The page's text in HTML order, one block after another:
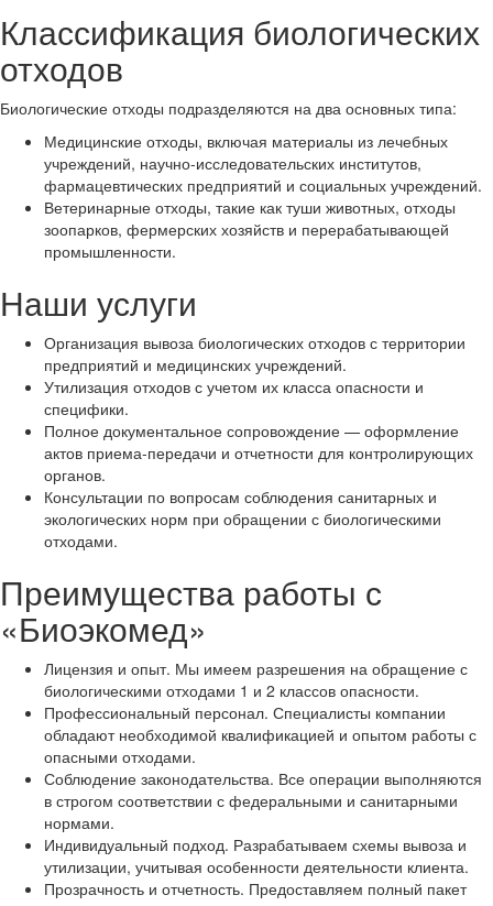
Классификация биологических
отходов
Биологические отходы подразделяются на два основных типа:
Медицинские отходы, включая материалы из лечебных
учреждений, научно-исследовательских институтов,
фармацевтических предприятий и социальных учреждений.
Ветеринарные отходы, такие как туши животных, отходы
зоопарков, фермерских хозяйств и перерабатывающей
промышленности.
Наши услуги
Организация вывоза биологических отходов с территории
предприятий и медицинских учреждений.
Утилизация отходов с учетом их класса опасности и
специфики.
Полное документальное сопровождение — оформление
актов приема-передачи и отчетности для контролирующих
органов.
Консультации по вопросам соблюдения санитарных и
экологических норм при обращении с биологическими
отходами.
Преимущества работы с
«Биоэкомед»
Лицензия и опыт. Мы имеем разрешения на обращение с
биологическими отходами 1 и 2 классов опасности.
Профессиональный персонал. Специалисты компании
обладают необходимой квалификацией и опытом работы с
опасными отходами.
Соблюдение законодательства. Все операции выполняются
в строгом соответствии с федеральными и санитарными
нормами.
Индивидуальный подход. Разрабатываем схемы вывоза и
утилизации, учитывая особенности деятельности клиента.
Прозрачность и отчетность. Предоставляем полный пакет